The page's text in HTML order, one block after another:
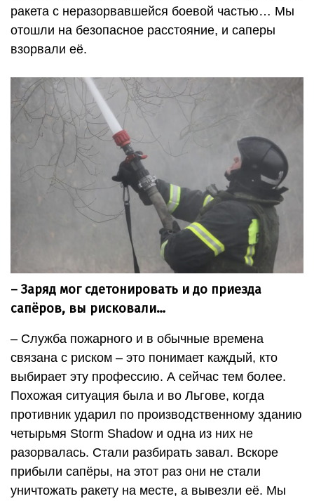
ракета с неразорвавшейся боевой частью… Мы
отошли на безопасное расстояние, и саперы
взорвали её.
– Заряд мог сдетонировать и до приезда
сапёров, вы рисковали…
– Служба пожарного и в обычные времена
связана с риском – это понимает каждый, кто
выбирает эту профессию. А сейчас тем более.
Похожая ситуация была и во Льгове, когда
противник ударил по производственному зданию
четырьмя Storm Shadow и одна из них не
разорвалась. Стали разбирать завал. Вскоре
прибыли сапёры, на этот раз они не стали
уничтожать ракету на месте, а вывезли её. Мы